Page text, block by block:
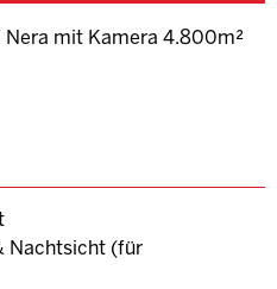
mit Kamera 4.800m²
Nachtsicht (für